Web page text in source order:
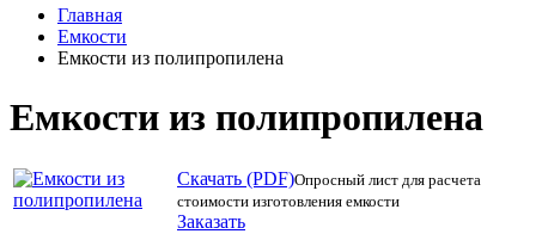
Главная
Емкости
Емкости из полипропилена
Емкости из полипропилена
Скачать (PDF)Опросный лист для расчета
стоимости изготовления емкости
Заказать